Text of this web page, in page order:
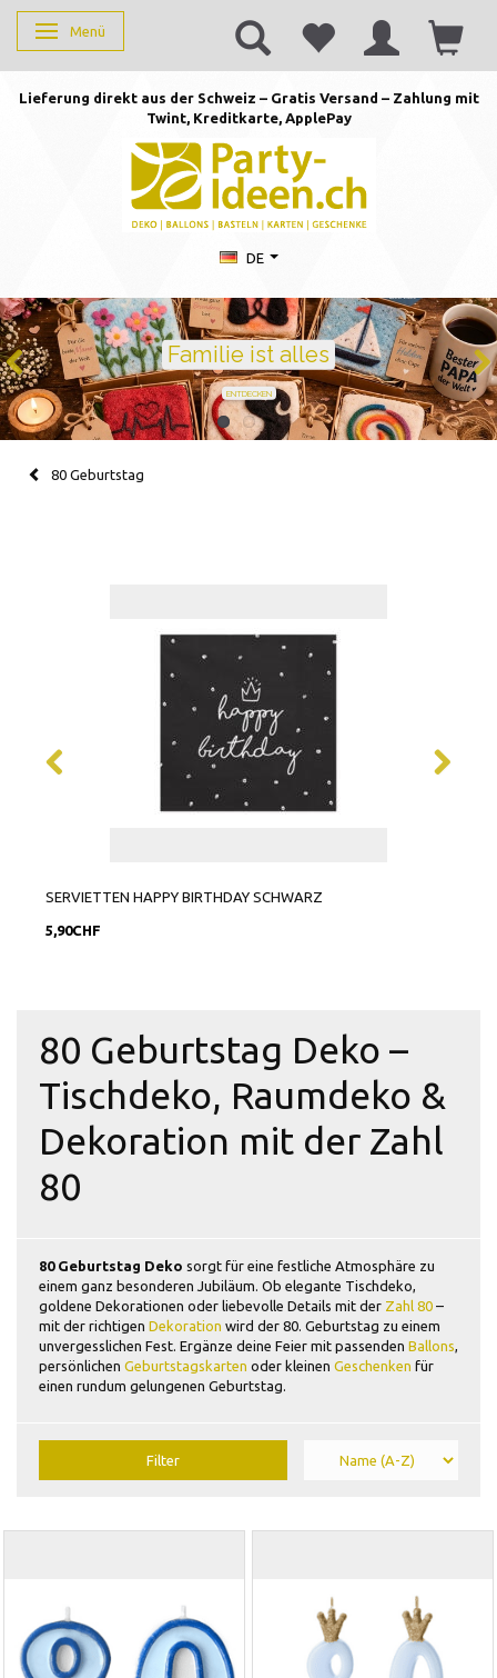
Anzeige ändern
Menü
Lieferung direkt aus der Schweiz – Gratis Versand – Zahlung mit
Twint, Kreditkarte, ApplePay
DE
Familie ist alles
ENTDECKEN
80 Geburtstag
SERVIETTEN HAPPY BIRTHDAY SCHWARZ
5,90CHF
80 Geburtstag Deko –
Tischdeko, Raumdeko &
Dekoration mit der Zahl
80
80 Geburtstag Deko sorgt für eine festliche Atmosphäre zu
einem ganz besonderen Jubiläum. Ob elegante Tischdeko,
goldene Dekorationen oder liebevolle Details mit der Zahl 80 –
mit der richtigen Dekoration wird der 80. Geburtstag zu einem
unvergesslichen Fest. Ergänze deine Feier mit passenden Ballons,
persönlichen Geburtstagskarten oder kleinen Geschenken für
einen rundum gelungenen Geburtstag.
Filter